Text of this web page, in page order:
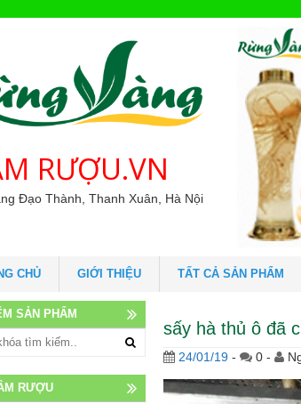
RƯỢU.VN
Đạo Thành, Thanh Xuân, Hà Nội
CHỦ GIỚI THIỆU TẤT CẢ SẢN PHẨM
sấy hà thủ ô đã
24/01/19 - 0 -
SẢN PHẨM
RƯỢU